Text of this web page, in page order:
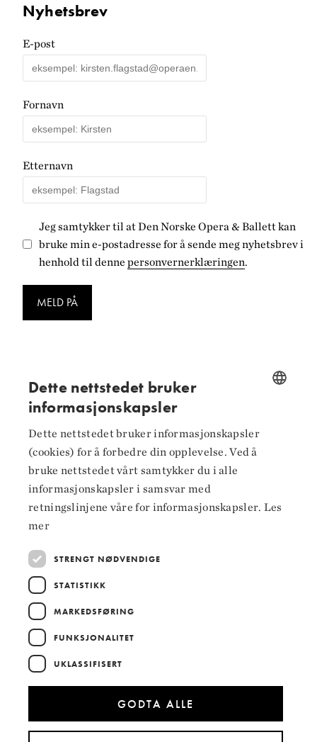
Nyhetsbrev
E-post
Fornavn
Etternavn
Jeg samtykker til at Den Norske Opera & Ballett kan
bruke min e-postadresse for å sende meg nyhetsbrev i
henhold til denne personvernerklæringen.
MELD PÅ
Følg oss på
Facebook
Instagram
LinkedIn
Hoved­samarbeidspartnere
ENGLISH
Dette nettstedet bruker
informasjonskapsler
Dette nettstedet bruker informasjonskapsler
(cookies) for å forbedre din opplevelse. Ved å
bruke nettstedet vårt samtykker du i alle
informasjonskapsler i samsvar med
retningslinjene våre for informasjonskapsler. Les
mer
STRENGT NØDVENDIGE
STATISTIKK
MARKEDSFØRING
FUNKSJONALITET
UKLASSIFISERT
GODTA ALLE